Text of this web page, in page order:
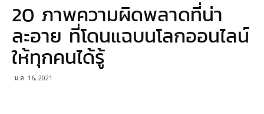
มายา
20 ภาพความผิดพลาดที่น่า
ละอาย ที่โดนแฉบนโลกออนไลน์
ให้ทุกคนได้รู้
ม.ค. 16, 2021